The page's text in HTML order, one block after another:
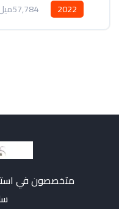
2022 57,784ميل
متخصصون في